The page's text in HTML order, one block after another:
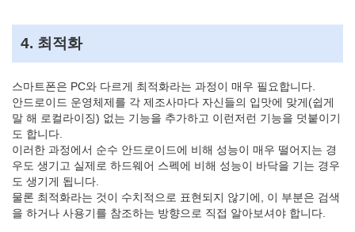
4. 최적화
스마트폰은 PC와 다르게 최적화라는 과정이 매우 필요합니다.
안드로이드 운영체제를 각 제조사마다 자신들의 입맛에 맞게(쉽게
말 해 로컬라이징) 없는 기능을 추가하고 이런저런 기능을 덧붙이기
도 합니다.
이러한 과정에서 순수 안드로이드에 비해 성능이 매우 떨어지는 경
우도 생기고 실제로 하드웨어 스펙에 비해 성능이 바닥을 기는 경우
도 생기게 됩니다.
물론 최적화라는 것이 수치적으로 표현되지 않기에, 이 부분은 검색
을 하거나 사용기를 참조하는 방향으로 직접 알아보셔야 합니다.